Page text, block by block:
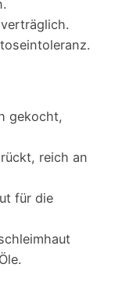
gekocht,
reich an
für die